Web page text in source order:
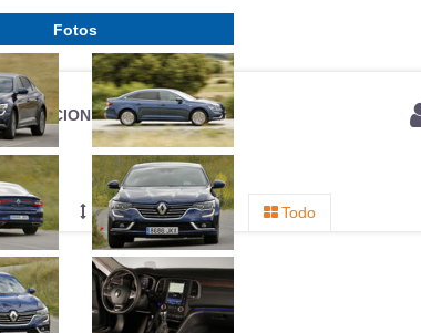
SECCIONES
Mediciones propias Todo
Fotos